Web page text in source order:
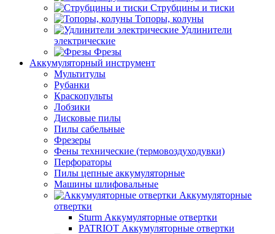
Струбцины и тиски
Топоры, колуны
Удлинители
электрические
Фрезы
Аккумуляторный инструмент
Мультитулы
Рубанки
Краскопульты
Лобзики
Дисковые пилы
Пилы сабельные
Фрезеры
Фены технические (термовоздуходувки)
Перфораторы
Пилы цепные аккумуляторные
Машины шлифовальные
Аккумуляторные
отвертки
Sturm Аккумуляторные отвертки
PATRIOT Аккумуляторные отвертки